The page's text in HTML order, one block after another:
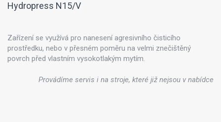
Hydropress N15/V
Zařízení se využívá pro nanesení agresivního čisticího
prostředku, nebo v přesném poměru na velmi znečištěný
povrch před vlastním vysokotlakým mytím.
Provádíme servis i na stroje, které již nejsou v nabídce